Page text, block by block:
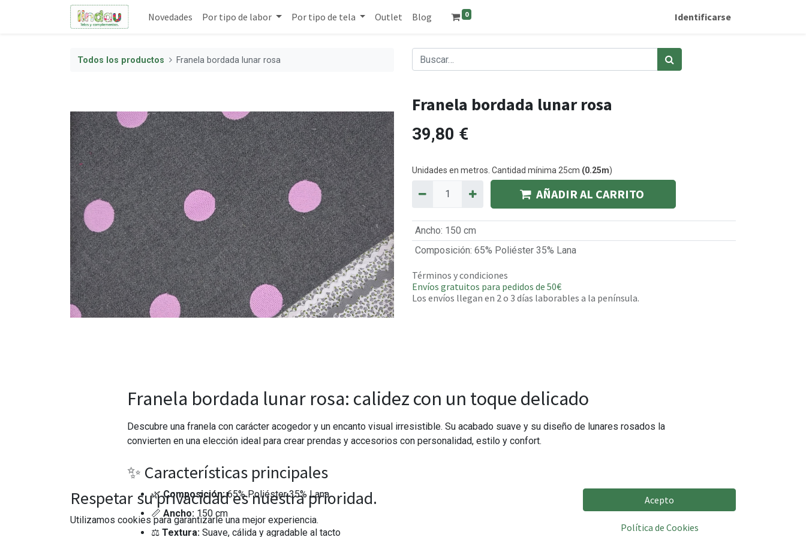
Novedades Por tipo de labor Por tipo de tela Outlet Blog 0 Identificarse
Todos los productos Franela bordada lunar rosa
Franela bordada lunar rosa
39,80 €
Unidades en metros. Cantidad mínima 25cm (0.25m)
AÑADIR AL CARRITO
Ancho: 150 cm
Composición: 65% Poliéster 35% Lana
Términos y condiciones
Envíos gratuitos para pedidos de 50€
Los envíos llegan en 2 o 3 días laborables a la península.
Franela bordada lunar rosa: calidez con un toque delicado
Descubre una franela con carácter acogedor y un encanto visual irresistible. Su acabado suave y su diseño de lunares rosados la
convierten en una elección ideal para crear prendas y accesorios con personalidad, estilo y confort.
✨ Características principales
🌿Composición:65% Poliéster 35% Lana
📏 Ancho: 150 cm
⚖ Textura: Suave, cálida y agradable al tacto
Respetar su privacidad es nuestra prioridad.
Utilizamos cookies para garantizarle una mejor experiencia.
Acepto
Política de Cookies